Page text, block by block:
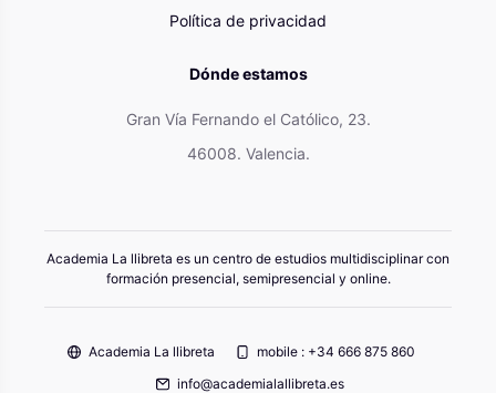
Política de privacidad
Dónde estamos
Gran Vía Fernando el Católico, 23.
46008. Valencia.
Academia La llibreta es un centro de estudios multidisciplinar con
formación presencial, semipresencial y online.
Academia La llibreta
mobile : +34 666 875 860
info@academialallibreta.es